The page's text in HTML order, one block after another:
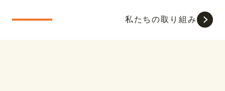
私たちの取り組み